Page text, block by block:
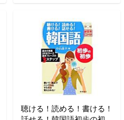
聴ける！読める！書ける！